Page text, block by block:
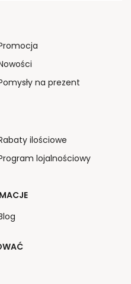
na prezent
ilościowe
lojalnościowy